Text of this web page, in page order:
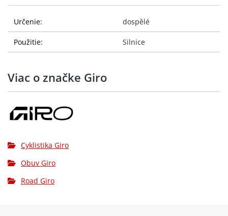
Určenie: dospělé
Použitie: Silnice
Viac o značke Giro
Cyklistika Giro
Obuv Giro
Road Giro